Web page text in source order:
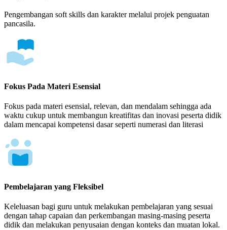
Pengembangan soft skills dan karakter melalui projek penguatan
pancasila.
Fokus Pada Materi Esensial
Fokus pada materi esensial, relevan, dan mendalam sehingga ada
waktu cukup untuk membangun kreatifitas dan inovasi peserta didik
dalam mencapai kompetensi dasar seperti numerasi dan literasi
Pembelajaran yang Fleksibel
Keleluasan bagi guru untuk melakukan pembelajaran yang sesuai
dengan tahap capaian dan perkembangan masing-masing peserta
didik dan melakukan penyusaian dengan konteks dan muatan lokal.